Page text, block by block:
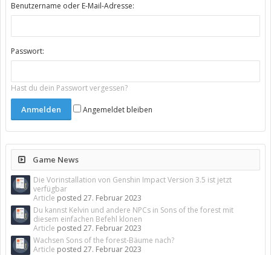
Benutzername oder E-Mail-Adresse:
Passwort:
Hast du dein Passwort vergessen?
Angemeldet bleiben
Game News
Die Vorinstallation von Genshin Impact Version 3.5 ist jetzt
verfügbar
Article posted 27. Februar 2023
Du kannst Kelvin und andere NPCs in Sons of the forest mit
diesem einfachen Befehl klonen
Article posted 27. Februar 2023
Wachsen Sons of the forest-Bäume nach?
Article posted 27. Februar 2023